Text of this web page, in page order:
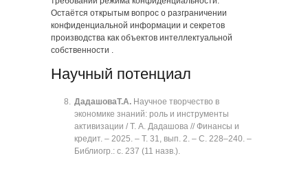
Остаётся открытым вопрос о разграничении
конфиденциальной информации и секретов
производства как объектов интеллектуальной
собственности .
Научный потенциал
ДадашоваТ.А. Научное творчество в
экономике знаний: роль и инструменты
активизации / Т. А. Дадашова // Финансы и
кредит. ‒ 2025. ‒ Т. 31, вып. 2. ‒ C. 228‒240. ‒
Библиогр.: с. 237 (11 назв.).